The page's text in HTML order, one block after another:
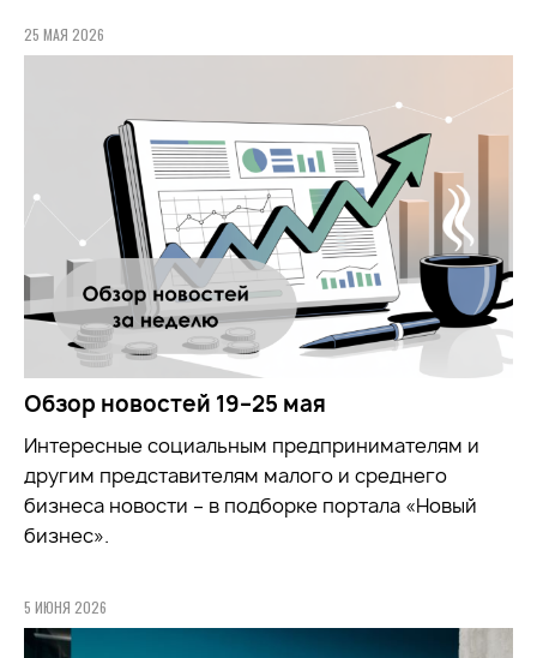
25 МАЯ 2026
Обзор новостей 19–25 мая
Интересные социальным предпринимателям и
другим представителям малого и среднего
бизнеса новости – в подборке портала «Новый
бизнес».
5 ИЮНЯ 2026